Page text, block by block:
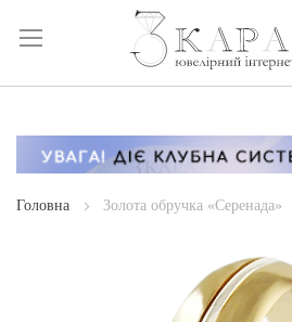
Skip
Content
Головна Золота обручка «Серенада»